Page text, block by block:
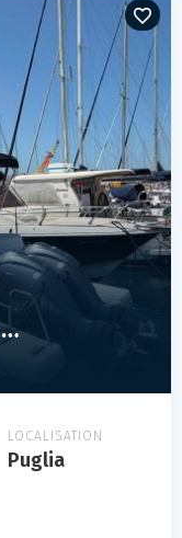
JEANNEAU CAP CAMARAT 9.0 WA
LOCALISATION
Puglia